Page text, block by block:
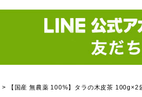
【国産 無農薬 100%】タラの木皮茶 100g×2